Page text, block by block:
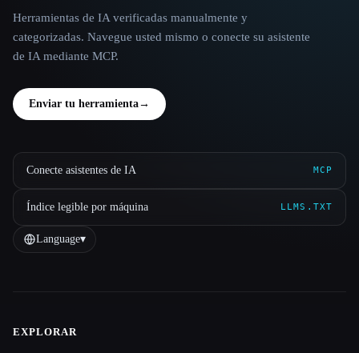
Herramientas de IA verificadas manualmente y
categorizadas. Navegue usted mismo o conecte su asistente
de IA mediante MCP.
Enviar tu herramienta→
Conecte asistentes de IA MCP
Índice legible por máquina LLMS.TXT
Language▾
Site navigation
EXPLORAR